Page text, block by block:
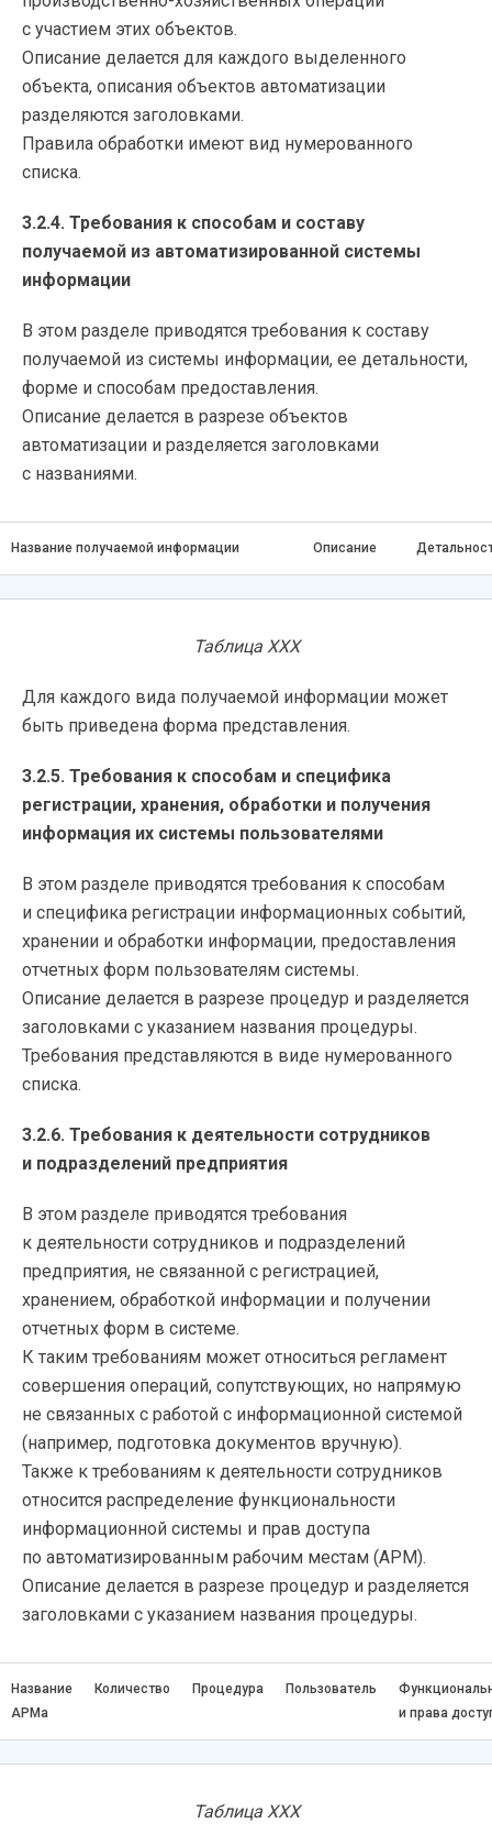
с участием этих объектов.
Описание делается для каждого выделенного
объекта, описания объектов автоматизации
разделяются заголовками.
Правила обработки имеют вид нумерованного
списка.
3.2.4. Требования к способам и составу
получаемой из автоматизированной системы
информации
В этом разделе приводятся требования к составу
получаемой из системы информации, ее детальности,
форме и способам предоставления.
Описание делается в разрезе объектов
автоматизации и разделяется заголовками
с названиями.
Название получаемой информации Описание
Таблица ХХХ
Для каждого вида получаемой информации может
быть приведена форма представления.
3.2.5. Требования к способам и специфика
регистрации, хранения, обработки и получения
информация их системы пользователями
В этом разделе приводятся требования к способам
и специфика регистрации информационных событий,
хранении и обработки информации, предоставления
отчетных форм пользователям системы.
Описание делается в разрезе процедур и разделяется
заголовками с указанием названия процедуры.
Требования представляются в виде нумерованного
списка.
3.2.6. Требования к деятельности сотрудников
и подразделений предприятия
В этом разделе приводятся требования
к деятельности сотрудников и подразделений
предприятия, не связанной с регистрацией,
хранением, обработкой информации и получении
отчетных форм в системе.
К таким требованиям может относиться регламент
совершения операций, сопутствующих, но напрямую
не связанных с работой с информационной системой
(например, подготовка документов вручную).
Также к требованиям к деятельности сотрудников
относится распределение функциональности
информационной системы и прав доступа
по автоматизированным рабочим местам (АРМ).
Описание делается в разрезе процедур и разделяется
заголовками с указанием названия процедуры.
Название
АРМа
Количество Процедура Пользователь
и права
Таблица ХХХ